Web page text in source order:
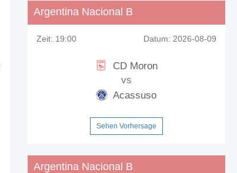
Argentina Nacional B
Zeit: 19:00 Datum: 2026-08-09
CD Moron
vs
Acassuso
Sehen Vorhersage
Argentina Nacional B